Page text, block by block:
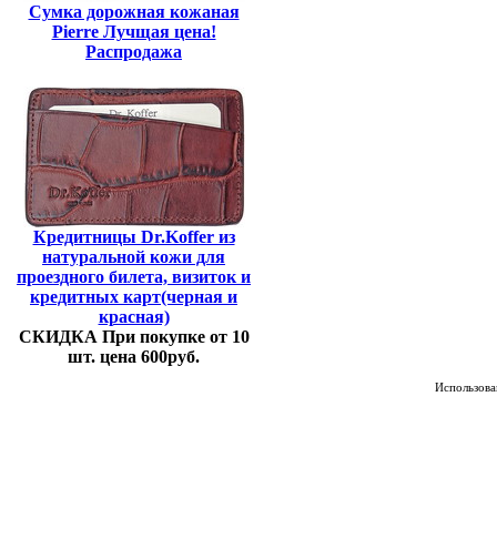
Сумка дорожная кожаная
Pierre Лучщая цена!
Распродажа
Кредитницы Dr.Koffer из
натуральной кожи для
проездного билета, визиток и
кредитных карт(черная и
красная)
СКИДКА При покупке от 10
шт. цена 600руб.